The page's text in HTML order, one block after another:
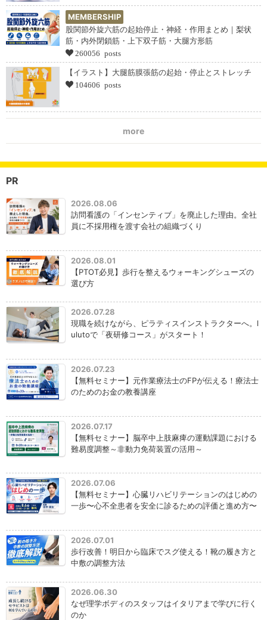
MEMBERSHIP
股関節外旋六筋の起始停止・神経・作用まとめ｜梨状
筋・内外閉鎖筋・上下双子筋・大腿方形筋
260056 posts
【イラスト】大腿筋膜張筋の起始・停止とストレッチ
104606 posts
more
PR
2026.08.06
訪問看護の「インセンティブ」を廃止した理由。全社
員に不採用権を渡す会社の組織づくり
2026.08.01
【PTOT必見】歩行を整えるウォーキングシューズの
選び方
2026.07.28
現職を続けながら、ピラティスインストラクターへ。l
ulutoで「夜研修コース」がスタート！
2026.07.23
【無料セミナー】元作業療法士のFPが伝える！療法士
のためのお金の教養講座
2026.07.17
【無料セミナー】脳卒中上肢麻痺の運動課題における
難易度調整～非動力免荷装置の活用～
2026.07.06
【無料セミナー】心臓リハビリテーションのはじめの
一歩〜心不全患者を安全に診るための評価と進め方〜
2026.07.01
歩行改善！明日から臨床でスグ使える！靴の履き方と
中敷の調整方法
2026.06.30
なぜ理学ボディのスタッフはイタリアまで学びに行く
のか